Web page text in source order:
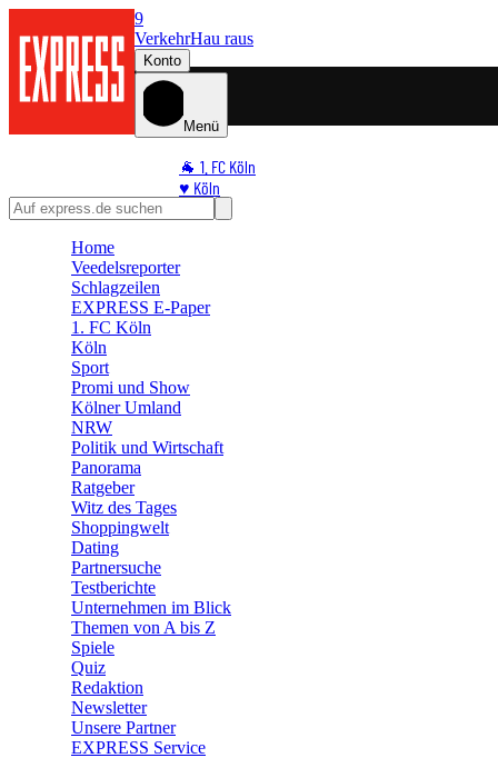
9
VerkehrHau raus
Konto
Menü
🐐 1. FC Köln
♥️ Köln
🛒 Shoppingwelt
Home
Veedelsreporter
Schlagzeilen
EXPRESS E-Paper
1. FC Köln
Köln
Sport
Promi und Show
Kölner Umland
NRW
Politik und Wirtschaft
Panorama
Ratgeber
Witz des Tages
Shoppingwelt
Dating
Partnersuche
Testberichte
Unternehmen im Blick
Themen von A bis Z
Spiele
Quiz
Redaktion
Newsletter
Unsere Partner
EXPRESS Service